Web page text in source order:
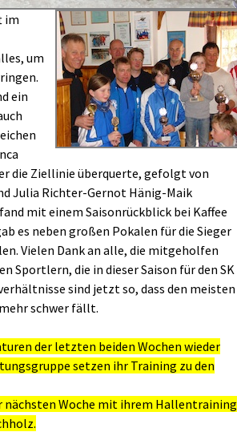
im
um
ein
die Ziellinie überquerte, gefolgt von
Julia Richter-Gernot Hänig-Maik
mit einem Saisonrückblick bei Kaffee
es neben großen Pokalen für die Sieger
Vielen Dank an alle, die mitgeholfen
Sportlern, die in dieser Saison für den SK
sind jetzt so, dass den meisten
schwer fällt.
der letzten beiden Wochen wieder
setzen ihr Training zu den
Woche mit ihrem Hallentraining